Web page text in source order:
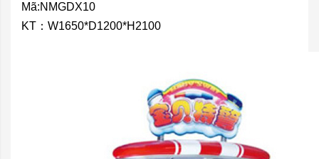
Mã:NMGDX10
KT：W1650*D1200*H2100